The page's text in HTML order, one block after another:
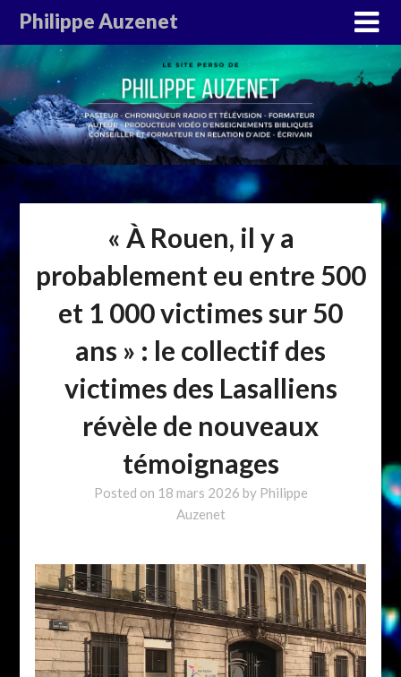
Philippe Auzenet
« À Rouen, il y a
probablement eu entre 500
et 1 000 victimes sur 50
ans » : le collectif des
victimes des Lasalliens
révèle de nouveaux
témoignages
Posted on 18 mars 2026 by Philippe
Auzenet